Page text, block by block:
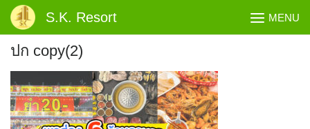
Skip
content
S.K. Resort MENU
ปก copy(2)